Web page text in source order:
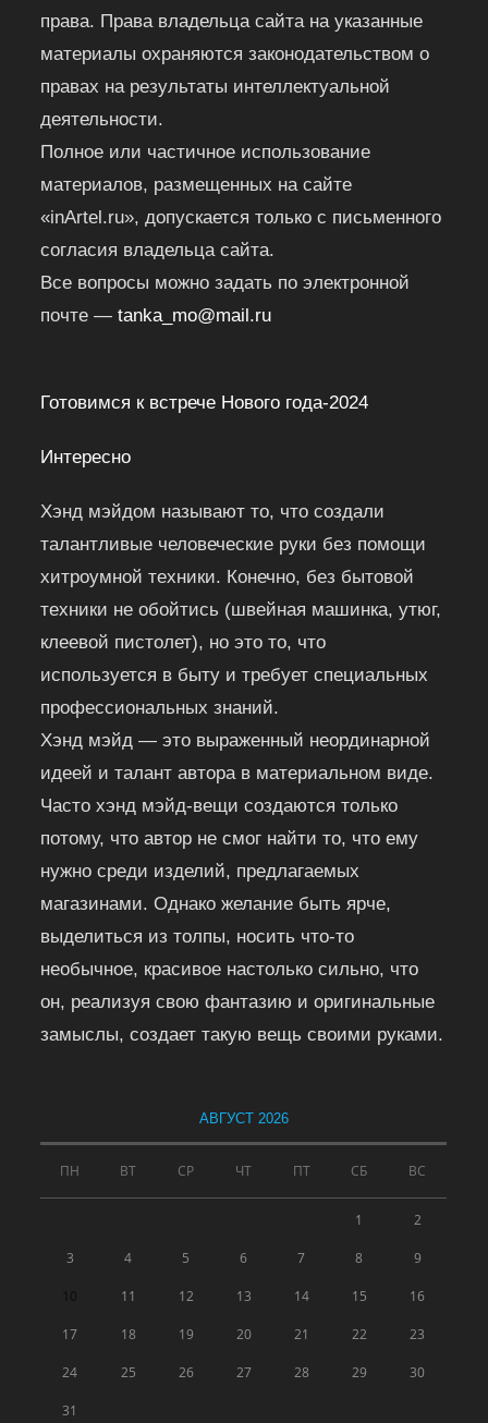
права. Права владельца сайта на указанные
материалы охраняются законодательством о
правах на результаты интеллектуальной
деятельности.
Полное или частичное использование
материалов, размещенных на сайте
«inArtel.ru», допускается только с письменного
согласия владельца сайта.
Все вопросы можно задать по электронной
почте —tanka_mo@mail.ru
Готовимся к встрече Нового года-2024
Интересно
Хэнд мэйдом называют то, что создали
талантливые человеческие руки без помощи
хитроумной техники. Конечно, без бытовой
техники не обойтись (швейная машинка, утюг,
клеевой пистолет), но это то, что
используется в быту и требует специальных
профессиональных знаний.
Хэнд мэйд — это выраженный неординарной
идеей и талант автора в материальном виде.
Часто хэнд мэйд-вещи создаются только
потому, что автор не смог найти то, что ему
нужно среди изделий, предлагаемых
магазинами. Однако желание быть ярче,
выделиться из толпы, носить что-то
необычное, красивое настолько сильно, что
он, реализуя свою фантазию и оригинальные
замыслы, создает такую вещь своими руками.
АВГУСТ 2026
ПН ВТ СР ЧТ ПТ СБ ВС
1 2
3 4 5 6 7 8 9
11 12 13 14 15 16
17 18 19 20 21 22 23
24 25 26 27 28 29 30
31